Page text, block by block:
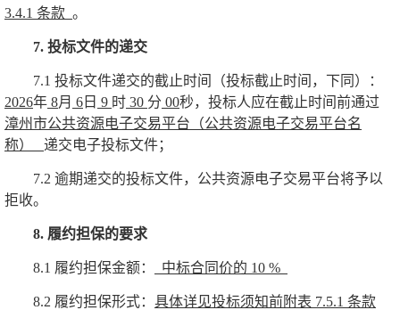
3.4.1 条款 。
7. 投标文件的递交
7.1 投标文件递交的截止时间（投标截止时间，下同）：
2026年 8月 6 日 9 时 30 分 00秒，投标人应在截止时间前通过
漳州市公共资源电子交易平台 （公共资源电子交易平台名
称）
递交电子投标文件；
7.2 逾期递交的投标文件，公共资源电子交易平台将予以
拒收。
8. 履约担保的要求
8.1 履约担保金额： 中标合同价的 10 %
8.2 履约担保形式： 具体详见投标须知前附表 7.5.1 条款